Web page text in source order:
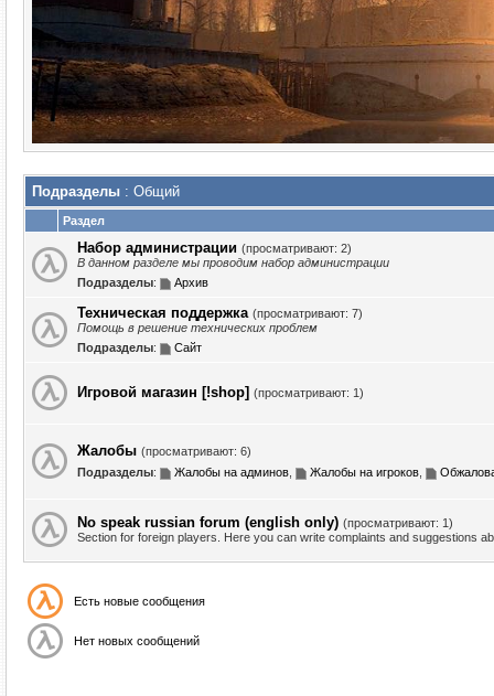
Подразделы : Общий
Раздел
Набор администрации (просматривают: 2)
В данном разделе мы проводим набор администрации
Подразделы: Архив
Техническая поддержка (просматривают: 7)
Помощь в решение технических проблем
Подразделы: Сайт
Игровой магазин [!shop] (просматривают: 1)
Жалобы (просматривают: 6)
Подразделы: Жалобы на админов Жалобы на игроков
No speak russian forum (english only) (просматривают: 1)
Section for foreign players. Here you can write complaints and suggestions
Есть новые сообщения
Нет новых сообщений